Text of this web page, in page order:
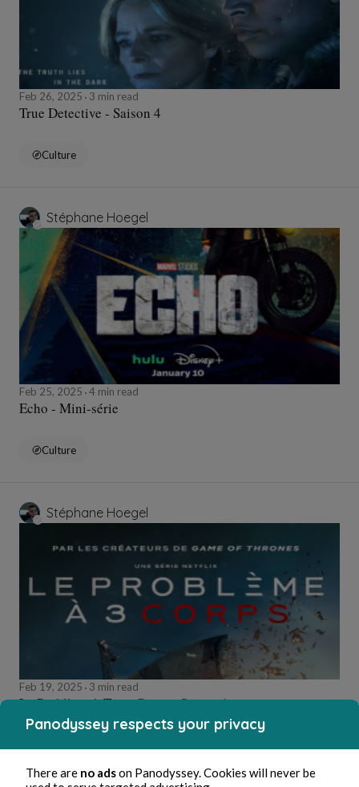
Feb 26, 2025 3 min read
True Detective - Saison 4
Culture
Stéphane Hoegel
Feb 25, 2025 4 min read
Echo - Mini-série
Culture
Stéphane Hoegel
Feb 19, 2025 3 min read
Le Problème à Trois Corps - Saison 1
Panodyssey respects your privacy
There are no adson Panodyssey. Cookies will never be